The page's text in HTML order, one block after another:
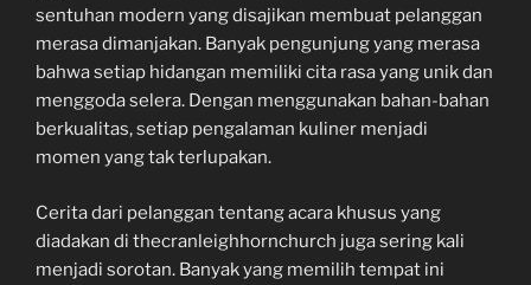
sentuhan modern yang disajikan membuat pelanggan
merasa dimanjakan. Banyak pengunjung yang merasa
bahwa setiap hidangan memiliki cita rasa yang unik dan
menggoda selera. Dengan menggunakan bahan-bahan
berkualitas, setiap pengalaman kuliner menjadi
momen yang tak terlupakan.
Cerita dari pelanggan tentang acara khusus yang
diadakan di thecranleighhornchurch juga sering kali
menjadi sorotan. Banyak yang memilih tempat ini